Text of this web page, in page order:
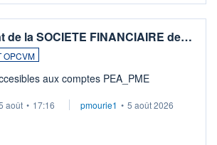
de la SOCIETE FINANCIAIRE de…
OPCVM
et OPCVM accesibles aux comptes PEA_PME
août • 17:16 pmourie1 • 5 août 2026